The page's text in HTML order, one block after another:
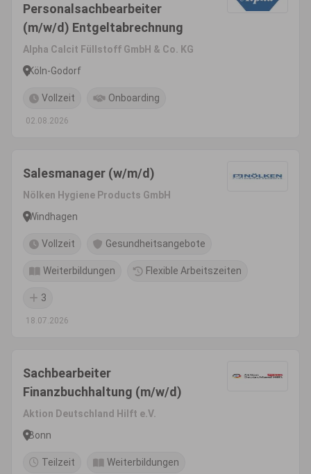
Personalsachbearbeiter
(m/w/d) Entgeltabrechnung
Alpha Calcit Füllstoff GmbH & Co. KG
Köln-Godorf
Vollzeit Onboarding
02.08.2026
Salesmanager (w/m/d)
Nölken Hygiene Products GmbH
Windhagen
Vollzeit Gesundheitsangebote
Weiterbildungen Flexible Arbeitszeiten
3
18.07.2026
Sachbearbeiter
Finanzbuchhaltung (m/w/d)
Aktion Deutschland Hilft e.V.
Bonn
Teilzeit Weiterbildungen